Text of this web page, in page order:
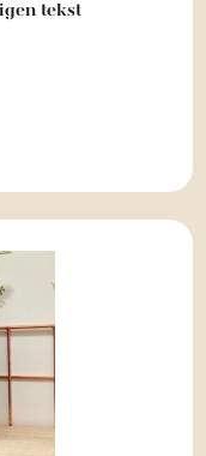
tekst